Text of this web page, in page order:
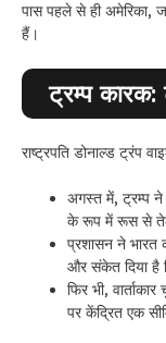
पास पहले से ही अमेरिका,
हैं।
ट्रम्प कारक:
राष्ट्रपति डोनाल्ड ट्रंप
अगस्त में, ट्रम्प ने
के रूप में रूस से
प्रशासन ने भारत
और संकेत दिया है
फिर भी,
पर केंद्रित एक